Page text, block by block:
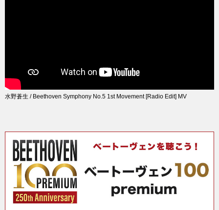
水野蒼生 / Beethoven Symphony No.5 1st Movement [Radio Edit] MV